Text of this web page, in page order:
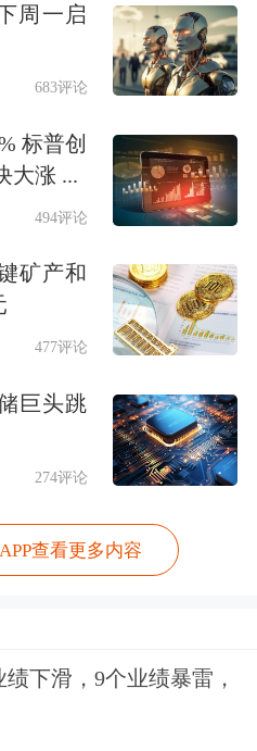
悉商业银行应用架
架构，还需对大数
地经验，同时精通
融、风险管理等业
动作并非孤例，今
席信息官选聘已形
月，上饶银行发布
告更偏向年轻化与
人年龄在45周岁以
备全日制硕士及以
相关领域；能力上
术的预见性，以及
周一启
683评论
标普创
大涨 ...
494评论
矿产和
477评论
巨头跳
274评论
查看更多内容
下滑，9个业绩暴雷，